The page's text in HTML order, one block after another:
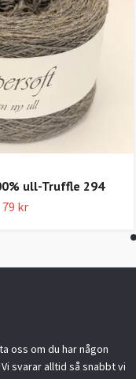
ull-Truffle 294
79 kr
oss om du har någon
svarar alltid så snabbt vi